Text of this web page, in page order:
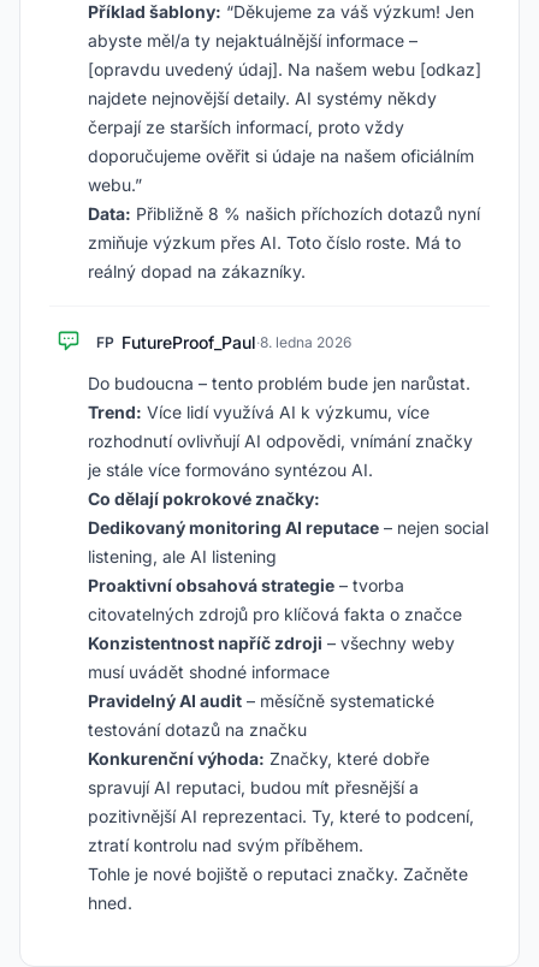
Příklad šablony: “Děkujeme za váš výzkum! Jen
abyste měl/a ty nejaktuálnější informace –
[opravdu uvedený údaj]. Na našem webu [odkaz]
najdete nejnovější detaily. AI systémy někdy
čerpají ze starších informací, proto vždy
doporučujeme ověřit si údaje na našem oficiálním
webu.”
Data: Přibližně 8 % našich příchozích dotazů nyní
zmiňuje výzkum přes AI. Toto číslo roste. Má to
reálný dopad na zákazníky.
FP FutureProof_Paul·8. ledna 2026
Do budoucna – tento problém bude jen narůstat.
Trend: Více lidí využívá AI k výzkumu, více
rozhodnutí ovlivňují AI odpovědi, vnímání značky
je stále více formováno syntézou AI.
Co dělají pokrokové značky:
Dedikovaný monitoring AI reputace – nejen social
listening, ale AI listening
Proaktivní obsahová strategie – tvorba
citovatelných zdrojů pro klíčová fakta o značce
Konzistentnost napříč zdroji – všechny weby
musí uvádět shodné informace
Pravidelný AI audit – měsíčně systematické
testování dotazů na značku
Konkurenční výhoda: Značky, které dobře
spravují AI reputaci, budou mít přesnější a
pozitivnější AI reprezentaci. Ty, které to podcení,
ztratí kontrolu nad svým příběhem.
Tohle je nové bojiště o reputaci značky. Začněte
hned.